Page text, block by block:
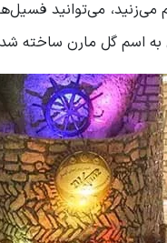
می‌توانید
به اسم گل مارن ساخته